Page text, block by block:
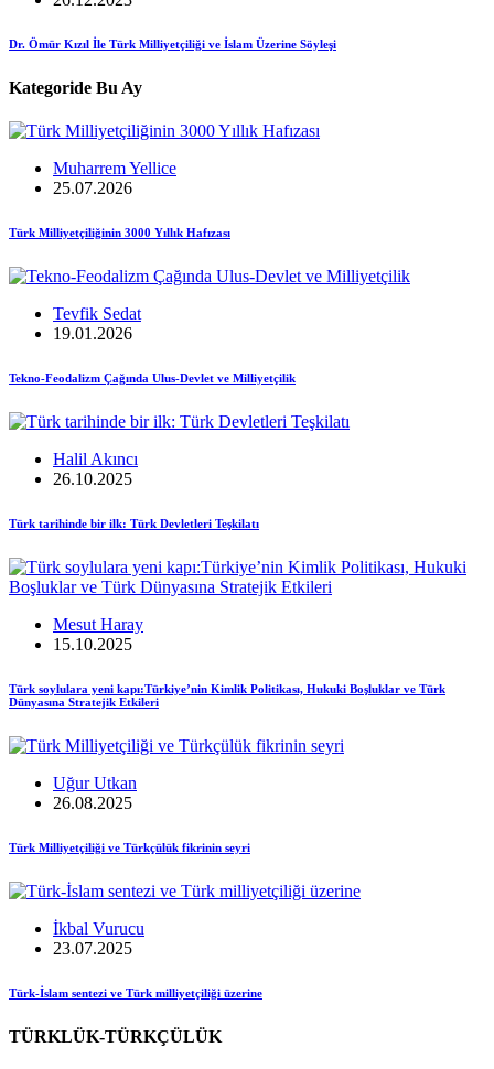
Dr. Ömür Kızıl İle Türk Milliyetçiliği ve İslam Üzerine Söyleşi
Kategoride Bu Ay
Muharrem Yellice
25.07.2026
Türk Milliyetçiliğinin 3000 Yıllık Hafızası
Tevfik Sedat
19.01.2026
Tekno-Feodalizm Çağında Ulus-Devlet ve Milliyetçilik
Halil Akıncı
26.10.2025
Türk tarihinde bir ilk: Türk Devletleri Teşkilatı
Mesut Haray
15.10.2025
Türk soylulara yeni kapı:Türkiye’nin Kimlik Politikası, Hukuki Boşluklar ve Türk
Dünyasına Stratejik Etkileri
Uğur Utkan
26.08.2025
Türk Milliyetçiliği ve Türkçülük fikrinin seyri
İkbal Vurucu
23.07.2025
Türk-İslam sentezi ve Türk milliyetçiliği üzerine
TÜRKLÜK-TÜRKÇÜLÜK